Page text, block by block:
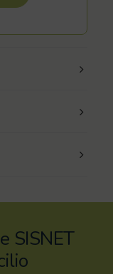
SISNET